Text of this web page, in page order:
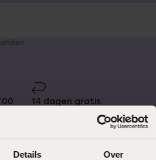
Details Over
14 dagen gratis